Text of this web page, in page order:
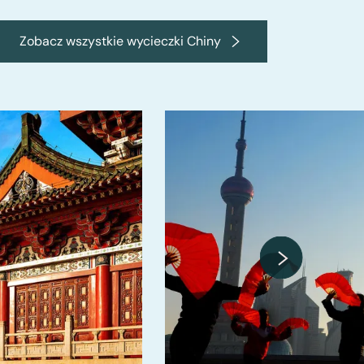
Zobacz wszystkie wycieczki Chiny